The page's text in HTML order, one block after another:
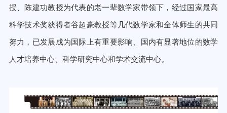
授、陈建功教授为代表的老一辈数学家带领下，经过国家最高
科学技术奖获得者谷超豪教授等几代数学家和全体师生的共同
努力，已发展成为国际上有重要影响、国内有显著地位的数学
人才培养中心、科学研究中心和学术交流中心。